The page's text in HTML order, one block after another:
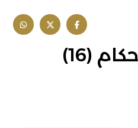
(16)